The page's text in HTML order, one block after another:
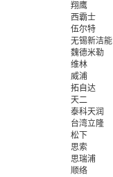
翔鹰
西霸士
伍尔特
无锡新洁能
魏德米勒
维林
威浦
拓自达
天二
泰科天润
台湾立隆
松下
思索
思瑞浦
顺络